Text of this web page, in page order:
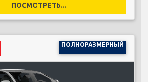
ПОСМОТРЕТЬ...
ПОЛНОРАЗМЕРНЫЙ